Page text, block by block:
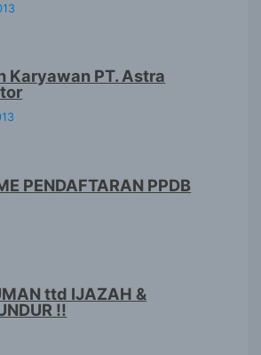
Karyawan PT. Astra
PENDAFTARAN PPDB
ttd IJAZAH &
!!